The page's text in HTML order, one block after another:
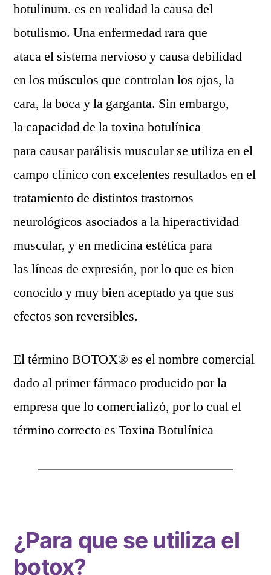
botulinum. es en realidad la causa del
botulismo. Una enfermedad rara que
ataca el sistema nervioso y causa debilidad
en los músculos que controlan los ojos, la
cara, la boca y la garganta. Sin embargo,
la capacidad de la toxina botulínica
para causar parálisis muscular se utiliza en el
campo clínico con excelentes resultados en el
tratamiento de distintos trastornos
neurológicos asociados a la hiperactividad
muscular, y en medicina estética para
las líneas de expresión, por lo que es bien
conocido y muy bien aceptado ya que sus
efectos son reversibles.
El término BOTOX® es el nombre comercial
dado al primer fármaco producido por la
empresa que lo comercializó, por lo cual el
término correcto es Toxina Botulínica
¿Para que se utiliza el
botox?